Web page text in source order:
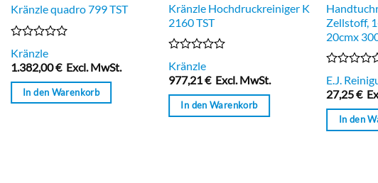
Kränzle quadro 799 TST
Bewertet
mit
0
von
Kränzle
1.382,00€ Excl. MwSt.
In den Warenkorb
Kränzle Hochdruckreiniger K
2160 TST
Bewertet
mit
0
von
Kränzle
977,21€ Excl. MwSt.
In den Warenkorb
Zellstoff,
20cmx
Bewertet
mit
0
von
E.J.
27,25€
In den